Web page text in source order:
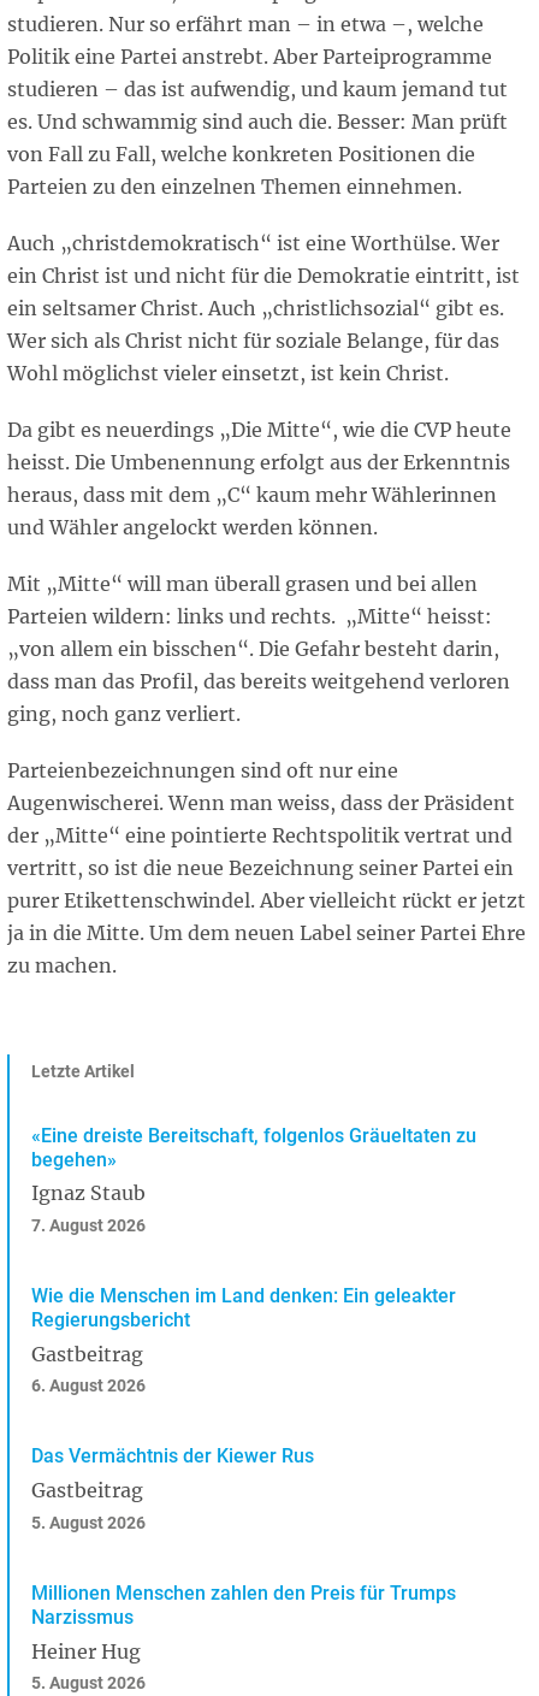
studieren. Nur so erfährt man – in etwa –, welche
Politik eine Partei anstrebt. Aber Parteiprogramme
studieren – das ist aufwendig, und kaum jemand tut
es. Und schwammig sind auch die. Besser: Man prüft
von Fall zu Fall, welche konkreten Positionen die
Parteien zu den einzelnen Themen einnehmen.
Auch „christdemokratisch“ ist eine Worthülse. Wer
ein Christ ist und nicht für die Demokratie eintritt, ist
ein seltsamer Christ. Auch „christlichsozial“ gibt es.
Wer sich als Christ nicht für soziale Belange, für das
Wohl möglichst vieler einsetzt, ist kein Christ.
Da gibt es neuerdings „Die Mitte“, wie die CVP heute
heisst. Die Umbenennung erfolgt aus der Erkenntnis
heraus, dass mit dem „C“ kaum mehr Wählerinnen
und Wähler angelockt werden können.
Mit „Mitte“ will man überall grasen und bei allen
Parteien wildern: links und rechts. „Mitte“ heisst:
„von allem ein bisschen“. Die Gefahr besteht darin,
dass man das Profil, das bereits weitgehend verloren
ging, noch ganz verliert.
Parteienbezeichnungen sind oft nur eine
Augenwischerei. Wenn man weiss, dass der Präsident
der „Mitte“ eine pointierte Rechtspolitik vertrat und
vertritt, so ist die neue Bezeichnung seiner Partei ein
purer Etikettenschwindel. Aber vielleicht rückt er jetzt
ja in die Mitte. Um dem neuen Label seiner Partei Ehre
zu machen.
Letzte Artikel
«Eine dreiste Bereitschaft, folgenlos Gräueltaten zu
begehen»
Ignaz Staub
7. August 2026
Wie die Menschen im Land denken: Ein geleakter
Regierungsbericht
Gastbeitrag
6. August 2026
Das Vermächtnis der Kiewer Rus
Gastbeitrag
5. August 2026
Millionen Menschen zahlen den Preis für Trumps
Narzissmus
Heiner Hug
5. August 2026